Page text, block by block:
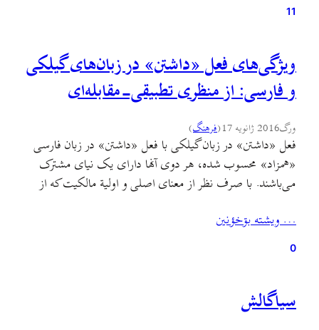
11
ویژگی‌های فعل «داشتن» در زبان‌های گیلکی
و فارسی: از منظری تطبیقی-مقابله‌ای
ورگ2016 ژانویه 17 (فرهنگ)
فعل «داشتن» در زبان گیلکی با فعل «داشتن» در زبان فارسی
«همزاد» محسوب شده، هر دوی آنها دارای یک نیای مشترک
می‌باشند. با صرف نظر از معنای اصلی و اولیة مالکیت که از
گیلکی خصوصیاتی را چه به لحاظ صوری و چه به لحاظ
معنایی…
… ويشته بۊخؤنين
0
سياگالش